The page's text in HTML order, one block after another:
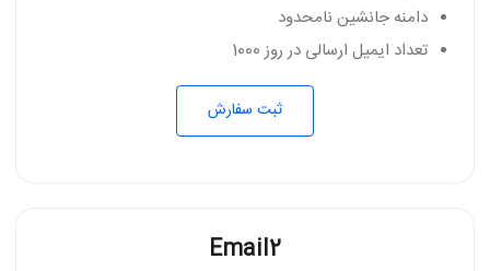
دامنه جانشین نامحدود
تعداد ایمیل ارسالی در روز 1000
ثبت سفارش
Email2